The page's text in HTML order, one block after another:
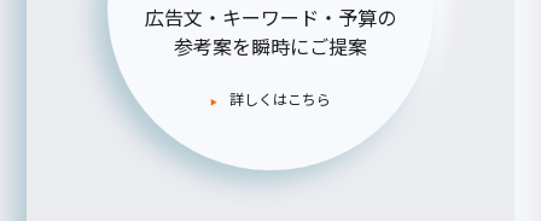
広告文・キーワード・予算の
参考案を瞬時にご提案
詳しくはこちら